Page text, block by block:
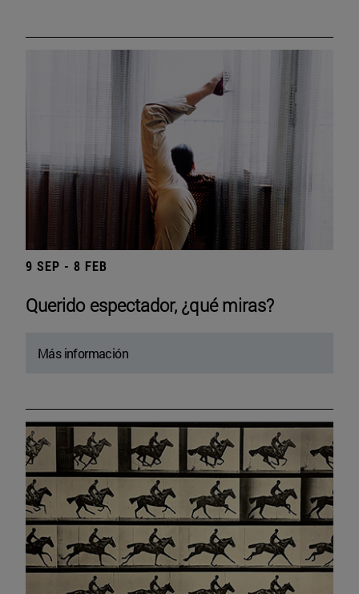
9 SEP - 8 FEB
Querido espectador, ¿qué miras?
Más información